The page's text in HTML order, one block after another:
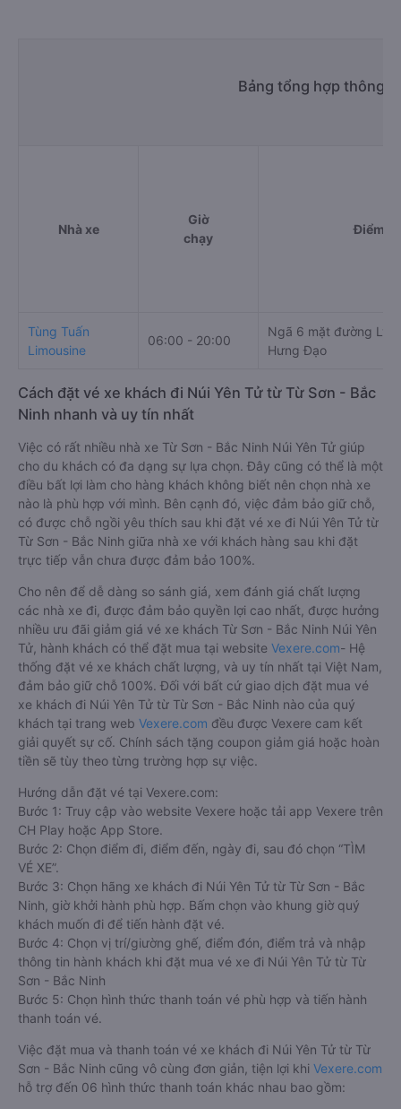
Bảng tổng hợp thông
Nhà xe
Giờ
chạy
Điểm đi
Tùng Tuấn
Limousine
06:00 - 20:00
Ngã 6 mặt đường Lý
Hưng Đạo
Cách đặt vé xe khách đi Núi Yên Tử từ Từ Sơn - Bắc
Ninh nhanh và uy tín nhất
Việc có rất nhiều nhà xe Từ Sơn - Bắc Ninh Núi Yên Tử giúp
cho du khách có đa dạng sự lựa chọn. Đây cũng có thể là một
điều bất lợi làm cho hàng khách không biết nên chọn nhà xe
nào là phù hợp với mình. Bên cạnh đó, việc đảm bảo giữ chỗ,
có được chỗ ngồi yêu thích sau khi đặt vé xe đi Núi Yên Tử từ
Từ Sơn - Bắc Ninh giữa nhà xe với khách hàng sau khi đặt
trực tiếp vẫn chưa được đảm bảo 100%.
Cho nên để dễ dàng so sánh giá, xem đánh giá chất lượng
các nhà xe đi, được đảm bảo quyền lợi cao nhất, được hưởng
nhiều ưu đãi giảm giá vé xe khách Từ Sơn - Bắc Ninh Núi Yên
Tử, hành khách có thể đặt mua tại website Vexere.com- Hệ
thống đặt vé xe khách chất lượng, và uy tín nhất tại Việt Nam,
đảm bảo giữ chỗ 100%. Đối với bất cứ giao dịch đặt mua vé
xe khách đi Núi Yên Tử từ Từ Sơn - Bắc Ninh nào của quý
khách tại trang web Vexere.com đều được Vexere cam kết
giải quyết sự cố. Chính sách tặng coupon giảm giá hoặc hoàn
tiền sẽ tùy theo từng trường hợp sự việc.
Hướng dẫn đặt vé tại Vexere.com:
Bước 1: Truy cập vào website Vexere hoặc tải app Vexere trên
CH Play hoặc App Store.
Bước 2: Chọn điểm đi, điểm đến, ngày đi, sau đó chọn “TÌM
VÉ XE”.
Bước 3: Chọn hãng xe khách đi Núi Yên Tử từ Từ Sơn - Bắc
Ninh, giờ khởi hành phù hợp. Bấm chọn vào khung giờ quý
khách muốn đi để tiến hành đặt vé.
Bước 4: Chọn vị trí/giường ghế, điểm đón, điểm trả và nhập
thông tin hành khách khi đặt mua vé xe đi Núi Yên Tử từ Từ
Sơn - Bắc Ninh
Bước 5: Chọn hình thức thanh toán vé phù hợp và tiến hành
thanh toán vé.
Việc đặt mua và thanh toán vé xe khách đi Núi Yên Tử từ Từ
Sơn - Bắc Ninh cũng vô cùng đơn giản, tiện lợi khi Vexere.com
hỗ trợ đến 06 hình thức thanh toán khác nhau bao gồm: